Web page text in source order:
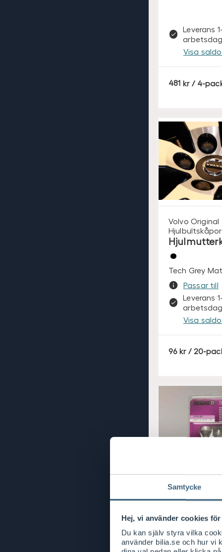
Samtycke
Hej, vi använder cookies
Du kan själv styra vilka
använder bilia.se och hur vi
Leverans
Visa
481 S / 4-
Volvo Original
Hjulbultskåpor
Tech Grey
Passar till
Leverans
Visa
96 S / 20-
Intera Fälglås
Passar till